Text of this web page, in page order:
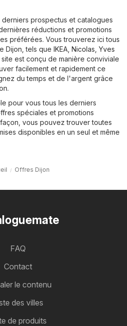
prospectus et catalogues
réductions et promotions
préférées. Vous trouverez ici tous
Dijon, tels que IKEA Nicolas Yves
site est conçu de manière conviviale
facilement et rapidement ce
du temps et de l'argent grâce
pour vous tous les derniers
spéciales et promotions
vous pouvez trouver toutes
disponibles en un seul et même
Offres Dijon
FAQ
Contact
le contenu
des villes
de produits